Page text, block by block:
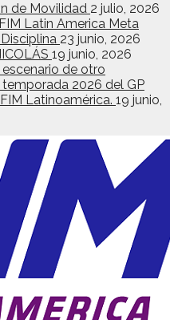
de Movilidad 2 julio, 2026
Latin America Meta
23 junio, 2026
19 junio, 2026
escenario de otro
2026 del GP
Latinoamérica. 19 junio,